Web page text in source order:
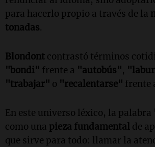
para hacerlo propio a través de la
tonadas.
Blondont contrastó términos
"bondi" frente a "autobús",
"trabajar" o "recalentarse" frente
En este universo léxico, la palabra
como una pieza fundamental de
que sirve para todo: llamar la